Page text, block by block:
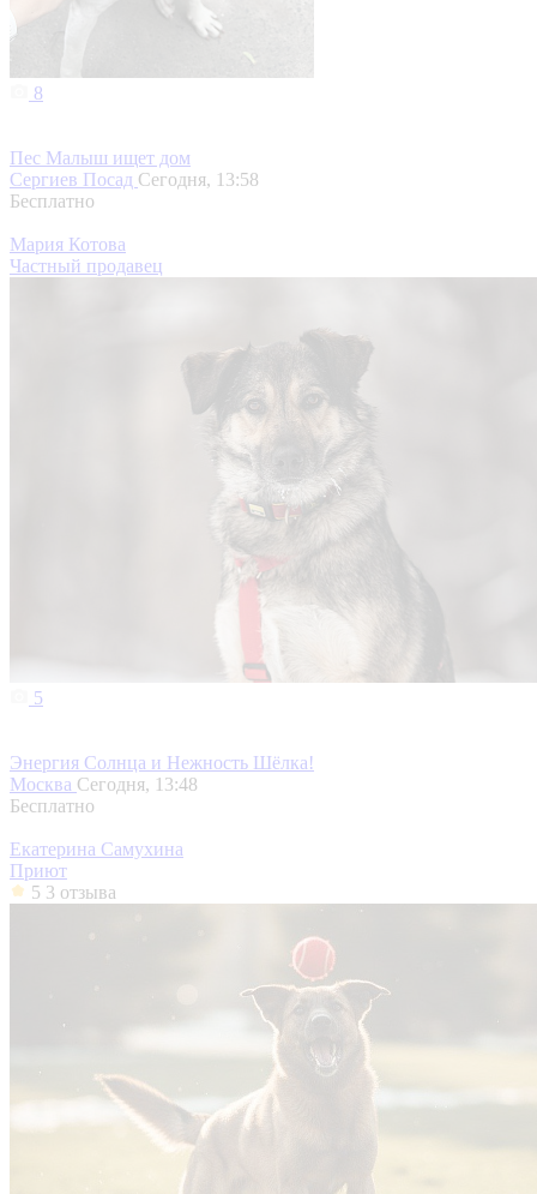
8
Пес Малыш ищет дом
Сергиев Посад Сегодня, 13:58
Бесплатно
Мария Котова
Частный продавец
5
Энергия Солнца и Нежность Шёлка!
Москва Сегодня, 13:48
Бесплатно
Екатерина Самухина
Приют
5 3 отзыва